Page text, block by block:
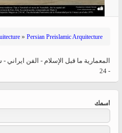
» Persian Preislamic Arquitecture
المعماریة ما قبل الإسلام - الفن
- 24
‏اسمك ‏